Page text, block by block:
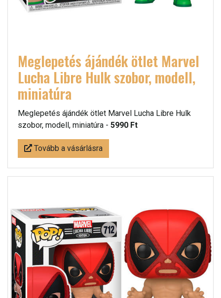
Meglepetés ájándék ötlet Marvel
Lucha Libre Hulk szobor, modell,
miniatúra
Meglepetés ájándék ötlet Marvel Lucha Libre Hulk
szobor, modell, miniatúra - 5990 Ft
Tovább a vásárlásra